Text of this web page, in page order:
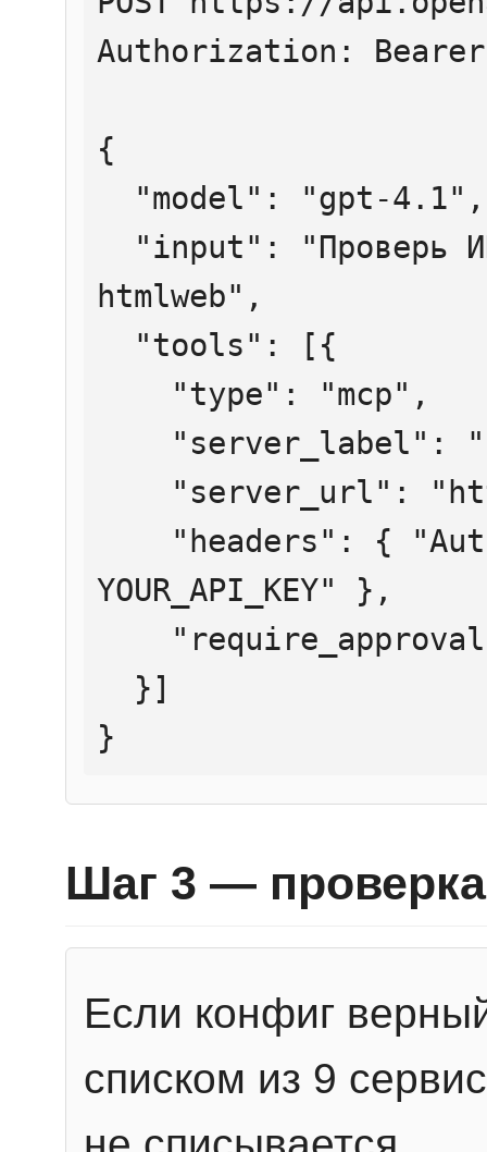
Authorization:
{
htmlweb",
YOUR_API_KEY" },
}
Шаг 3 — проверка
Если конфиг
списком из 9